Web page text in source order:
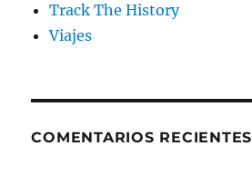
Track The History
Viajes
COMENTARIOS RECIENTES